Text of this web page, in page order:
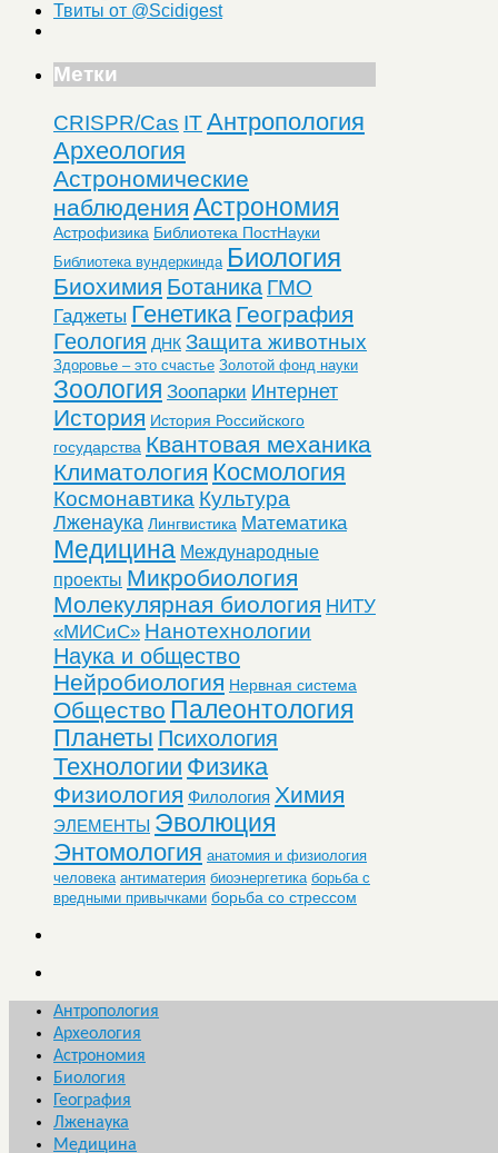
Твиты от @Scidigest
Метки
CRISPR/Cas ITАнтропология
Археология
Астрономические
наблюдения Астрономия
Астрофизика Библиотека ПостНауки
Библиотека вундеркинда Биология
Биохимия Ботаника ГМО
Гаджеты Генетика География
Геология ДНК Защита животных
Здоровье – это счастье Золотой фонд науки
Зоология Зоопарки Интернет
История История Российского
государства Квантовая механика
Климатология Космология
Космонавтика Культура
Лженаука Лингвистика Математика
Медицина Международные
проекты Микробиология
Молекулярная биология НИТУ
«МИСиС» Нанотехнологии
Наука и общество
Нейробиология Нервная система
Общество Палеонтология
Планеты Психология
Технологии Физика
Физиология Филология Химия
ЭЛЕМЕНТЫ Эволюция
Энтомология анатомия и физиология
человека антиматерия биоэнергетика борьба с
вредными привычками борьба со стрессом
Антропология
Археология
Астрономия
Биология
География
Лженаука
Медицина